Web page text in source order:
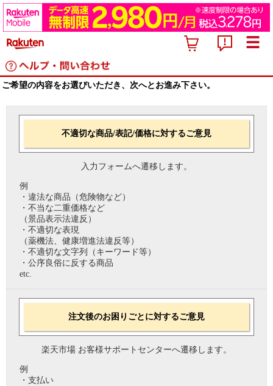
ご希望の内容をお選びいただき、次へとお進み下さい。
不適切な商品/表記/価格に対するご意見
入力フォームへ遷移します。
例
・違法な商品（危険物など）
・不当な二重価格など
（景品表示法違反）
・不適切な表現
（薬機法、健康増進法違反等）
・不適切な文字列（キーワード等）
・公序良俗に反する商品
etc.
注文後のお困りごとに対するご意見
楽天市場 お客様サポートセンターへ遷移します。
例
・支払い